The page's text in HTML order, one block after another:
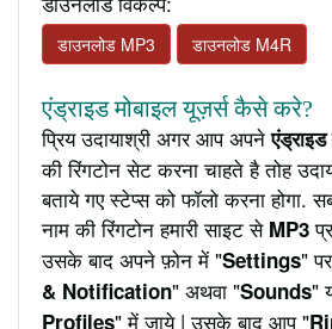
डाउनलोड MP3 डाउनलोड M4R
एंड्राइड मोबाइल यूज़र्स कैसे करे?
प्रिय उदायाश्री अगर आप अपनेएंड्राइड
की रिंगटोन सेट करना चाहते है तोह
बताये गए स्टेप्स को फॉलो करना होगा.
नाम की रिंगटोन हमारी साइट से MP3
उसके बाद अपने फ़ोन में "Settings"
& Notification" अथवा "Sounds"
Profiles" में जाये | उसके बाद आप "